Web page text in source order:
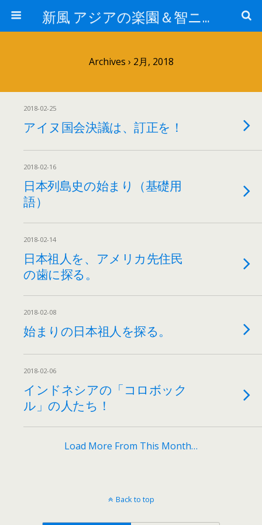
新風 アジアの楽園＆智ニア来富
Archives › 2月, 2018
2018-02-25
アイヌ国会決議は、訂正を！
2018-02-16
日本列島史の始まり（基礎用
語）
2018-02-14
日本祖人を、アメリカ先住民
の歯に探る。
2018-02-08
始まりの日本祖人を探る。
2018-02-06
インドネシアの「コロボック
ル」の人たち！
Load More From This Month…
Back to top